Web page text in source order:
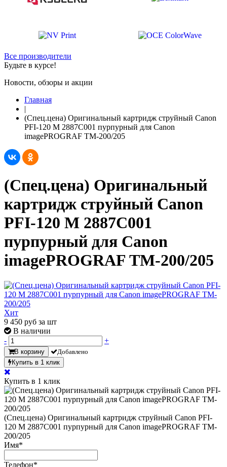
Все производители
Будьте в курсе!
Новости, обзоры и акции
Главная
|
(Спец.цена) Оригинальный картридж струйный Canon
PFI-120 M 2887C001 пурпурный для Canon
imagePROGRAF TM-200/205
(Спец.цена) Оригинальный
картридж струйный Canon
PFI-120 M 2887C001
пурпурный для Canon
imagePROGRAF TM-200/205
Хит
9 450 руб за шт
В наличии
-
+
В корзину
Добавлено
Купить в 1 клик
Купить в 1 клик
(Спец.цена) Оригинальный картридж струйный Canon PFI-
120 M 2887C001 пурпурный для Canon imagePROGRAF TM-
200/205
Имя*
Телефон*